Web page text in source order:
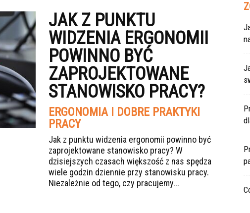
JAK Z PUNKTU
WIDZENIA ERGONOMII
POWINNO BYĆ
ZAPROJEKTOWANE
STANOWISKO PRACY?
ERGONOMIA I DOBRE PRAKTYKI
PRACY
Jak z punktu widzenia ergonomii powinno być
zaprojektowane stanowisko pracy? W
dzisiejszych czasach większość z nas spędza
wiele godzin dziennie przy stanowisku pracy.
Niezależnie od tego, czy pracujemy...